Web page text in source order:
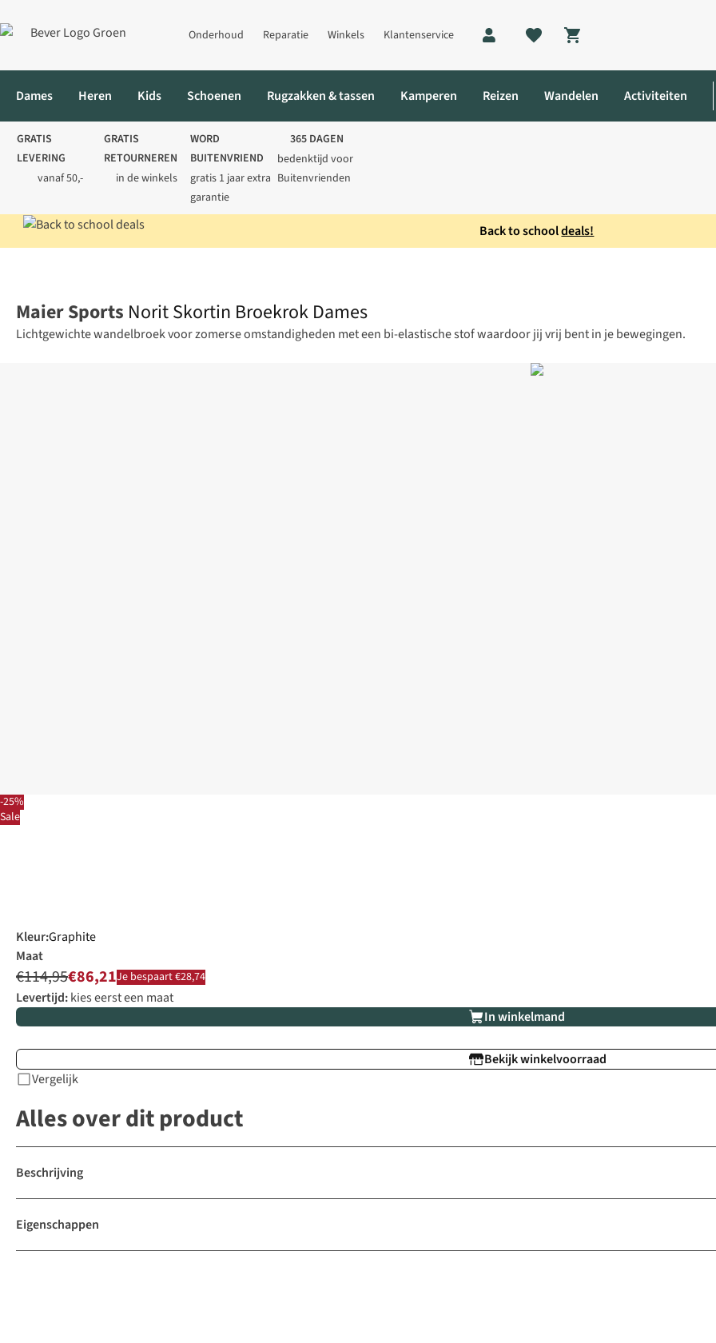
Onderhoud Reparatie Winkels Klantenservice
Shopping cart
Dames Heren Kids Schoenen Rugzakken & tassen Kamperen Reizen Wandelen Activiteiten
GRATIS
LEVERING
vanaf 50,-
GRATIS
RETOURNEREN
in de winkels
WORD
BUITENVRIEND
gratis 1 jaar extra
garantie
365 DAGEN
bedenktijd voor
Buitenvrienden
Back to schooldeals!
-25%
Sale
Maier Sports Norit Skortin Broekrok Dames
Lichtgewichte wandelbroek voor zomerse omstandigheden met een bi-elastische stof waardoor jij vrij bent in je bewegingen.
Kleur:Graphite
Maat
€114,95€86,21Je bespaart €28,74
Levertijd:kies eerst een maat
In winkelmand
Bekijk winkelvoorraad
Vergelijk
Alles over dit product
Beschrijving
Eigenschappen